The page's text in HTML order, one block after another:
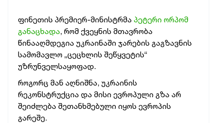
ᲑᲘᲖᲜᲔᲡᲘ
ᲞᲐᲠᲚᲐᲛᲔᲜᲢᲘ
ფინეთის პრემიერ-მინისტრმა პეტერი ორპომ
განაცხადა, რომ ქვეყნის მთავრობა
წინააღმდეგია უკრაინაში ჯარების გაგზავნის
სამომავლო „ცეცხლის შეწყვეტის“
უზრუნველსაყოფად.
როგორც მან აღნიშნა, უკრაინის
რეკონსტრუქცია და მისი ევროპული გზა არ
შეიძლება შეთანხმებული იყოს ევროპის
გარეშე.